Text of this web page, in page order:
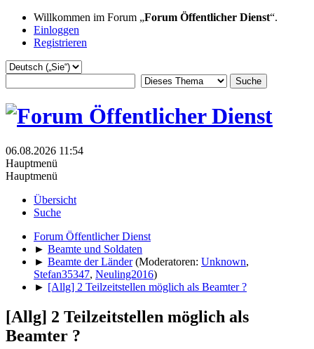
Willkommen im Forum „Forum Öffentlicher Dienst“.
Einloggen
Registrieren
06.08.2026 11:54
Hauptmenü
Hauptmenü
Übersicht
Suche
Forum Öffentlicher Dienst
► Beamte und Soldaten
► Beamte der Länder (Moderatoren: Unknown,
Stefan35347, Neuling2016)
► [Allg] 2 Teilzeitstellen möglich als Beamter ?
[Allg] 2 Teilzeitstellen möglich als
Beamter ?